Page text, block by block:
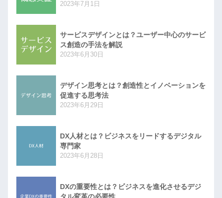
2023年7月1日
サービスデザインとは？ユーザー中心のサービ
ス創造の手法を解説
2023年6月30日
デザイン思考とは？創造性とイノベーションを
促進する思考法
2023年6月29日
DX人材とは？ビジネスをリードするデジタル
専門家
2023年6月28日
DXの重要性とは？ビジネスを進化させるデジ
タル変革の必要性